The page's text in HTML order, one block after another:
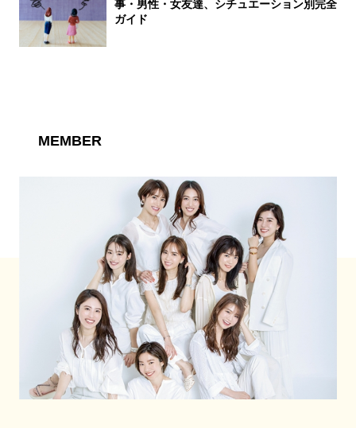
事・男性・女友達、シチュエーション別完全
ガイド
MEMBER